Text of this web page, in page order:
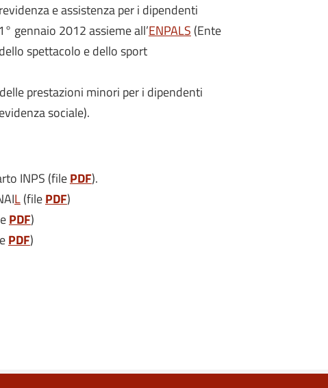
e assistenza per i dipendenti
gennaio 2012 assieme all’ENPALS (Ente
spettacolo e dello sport
prestazioni minori per i dipendenti
sociale).
INPS (filePDF).
L(filePDF)
PDF)
PDF)